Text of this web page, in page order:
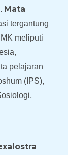
. Mata
tergantung
meliputi
pelajaran
(IPS),